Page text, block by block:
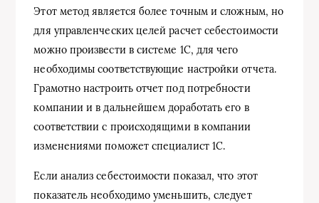
Этот метод является более точным и сложным, но
для управленческих целей расчет себестоимости
можно произвести в системе 1С, для чего
необходимы соответствующие настройки отчета.
Грамотно настроить отчет под потребности
компании и в дальнейшем доработать его в
соответствии с происходящими в компании
изменениями поможет специалист 1С.
Если анализ себестоимости показал, что этот
показатель необходимо уменьшить, следует